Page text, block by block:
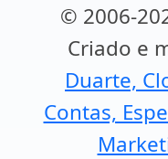
© 2006-
Criado e
Duarte,
Contas,